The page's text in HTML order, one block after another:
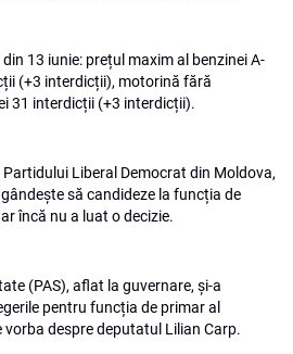
13 iunie: prețul maxim al benzinei A-
(+3 interdicții), motorină fără
31 interdicții (+3 interdicții).
Liberal Democrat din Moldova,
să candideze la funcția de
încă nu a luat o decizie.
(PAS), aflat la guvernare, și-a
pentru funcția de primar al
vorba despre deputatul Lilian Carp.